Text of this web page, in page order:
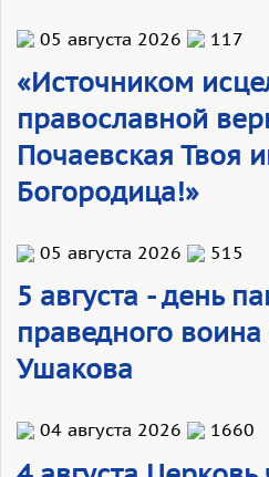
05 августа 2026 117
«Источником
православной
Почаевская Твоя
Богородица!»
05 августа 2026 515
5 августа - день
праведного
Ушакова
04 августа 2026 1660